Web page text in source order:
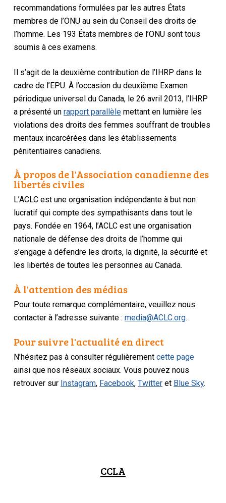
recommandations formulées par les autres États
membres de l’ONU au sein du Conseil des droits de
l’homme. Les 193 États membres de l’ONU sont tous
soumis à ces examens.
Il s’agit de la deuxième contribution de l’IHRP dans le
cadre de l’EPU. À l’occasion du deuxième Examen
périodique universel du Canada, le 26 avril 2013, l’IHRP
a présenté un rapport parallèlemettant en lumière les
violations des droits des femmes souffrant de troubles
mentaux incarcérées dans les établissements
pénitentiaires canadiens.
À propos de l'Association canadienne des
libertés civiles
L’ACLC est une organisation indépendante à but non
lucratif qui compte des sympathisants dans tout le
pays. Fondée en 1964, l’ACLC est une organisation
nationale de défense des droits de l’homme qui
s’engage à défendre les droits, la dignité, la sécurité et
les libertés de toutes les personnes au Canada.
À l'attention des médias
Pour toute remarque complémentaire, veuillez nous
contacter à l’adresse suivante :media@ACLC.org.
Pour suivre l'actualité en direct
N’hésitez pas à consulter régulièrementcette page
ainsi que nos réseaux sociaux. Vous pouvez nous
retrouver sur Instagram, Facebook,Twitter et Blue Sky.
CCLA